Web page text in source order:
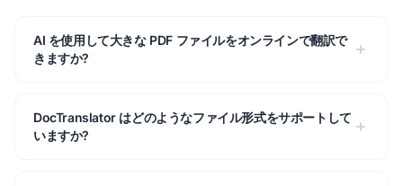
AI を使用して大きな PDF ファイルをオンラインで翻訳で
きますか?
DocTranslator はどのようなファイル形式をサポートして
いますか?